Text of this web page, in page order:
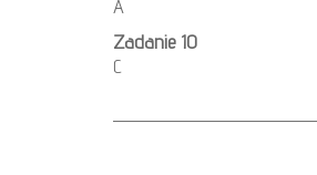
A
Zadanie 10
C